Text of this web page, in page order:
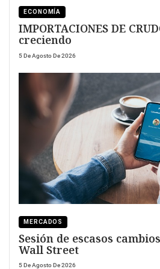
ECONOMÍA
IMPORTACIONES DE
creciendo
5 De Agosto De 2026
MERCADOS
Sesión de escasos
Wall Street
5 De Agosto De 2026